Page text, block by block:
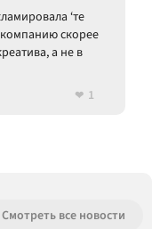
‘те
компанию скорее
а не в
1
Смотреть все новости